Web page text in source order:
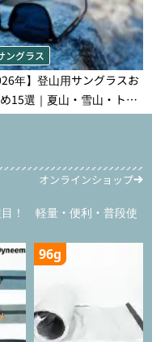
ングラス
年】登山用サングラスお
15選｜夏山・雪山・トレ
、シーンで選ぶ失敗しな
オンラインショップ
目！ 軽量・便利・普段使
96g